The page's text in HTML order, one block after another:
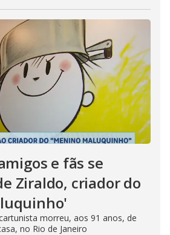
e fãs se
Ziraldo, criador do
morreu, aos 91 anos, de
no Rio de Janeiro